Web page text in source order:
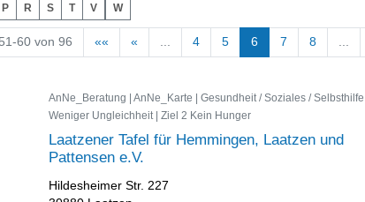
P R S T V W
51-60 von 96 «« « 4 5 6 7 8
AnNe_Beratung | AnNe_Karte | Gesundheit / Soziales /
Weniger Ungleichheit | Ziel 2 Kein Hunger
Laatzener Tafel für Hemmingen, Laatzen und
Pattensen e.V.
Hildesheimer Str. 227